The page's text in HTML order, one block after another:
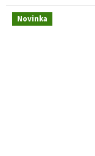
Novinka